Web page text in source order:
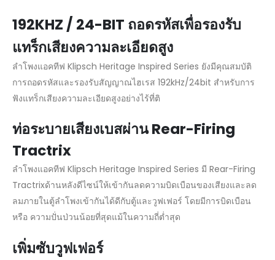
192KHZ / 24-BIT ถอดรหัสเพื่อรองรับ
แทร็กเสียงความละเอียดสูง
ลำโพงแอคทีฟ Klipsch Heritage Inspired Series ยังมีคุณสมบัติ
การถอดรหัสและรองรับสัญญาณไฮเรส 192kHz/24bit สำหรับการ
ฟังแทร็กเสียงความละเอียดสูงอย่างไร้ที่ติ
ท่อระบายเสียงเบสผ่าน Rear-Firing
Tractrix
ลำโพงแอคทีฟ Klipsch Heritage Inspired Series มี Rear-Firing
Tractrixด้านหลังดีไซน์ให้เข้ากันลดความบิดเบือนของเสียงและลด
ลมภายในตู้ลำโพงเข้ากันได้ดีกับตู้และวูฟเฟอร์ โดยมีการบิดเบือน
หรือ ความปั่นป่วนน้อยที่สุดแม้ในความถี่ต่ำสุด
เพิ่มซับวูฟเฟอร์